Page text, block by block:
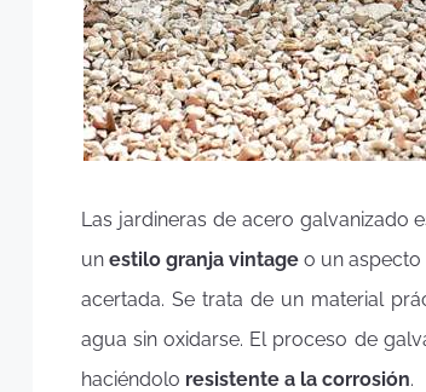
Las jardineras de acero galvanizado
unestilo granja vintage o un aspecto
acertada. Se trata de un material
agua sin oxidarse. El proceso de
haciéndolo resistente a la corrosión.